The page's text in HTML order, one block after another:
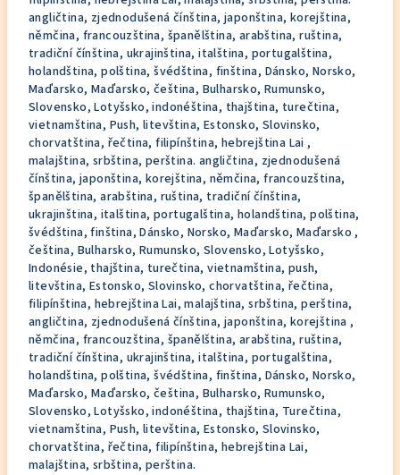
angličtina, zjednodušená čínština, japonština, korejština,
němčina, francouzština, španělština, arabština, ruština,
tradiční čínština, ukrajinština, italština, portugalština,
holandština, polština, švédština, finština, Dánsko, Norsko,
Maďarsko, Maďarsko, čeština, Bulharsko, Rumunsko,
Slovensko, Lotyšsko, indonéština, thajština, turečtina,
vietnamština, Push, litevština, Estonsko, Slovinsko,
chorvatština, řečtina, filipínština, hebrejština Lai ,
malajština, srbština, perština. angličtina, zjednodušená
čínština, japonština, korejština, němčina, francouzština,
španělština, arabština, ruština, tradiční čínština,
ukrajinština, italština, portugalština, holandština, polština,
švédština, finština, Dánsko, Norsko, Maďarsko, Maďarsko ,
čeština, Bulharsko, Rumunsko, Slovensko, Lotyšsko,
Indonésie, thajština, turečtina, vietnamština, push,
litevština, Estonsko, Slovinsko, chorvatština, řečtina,
filipínština, hebrejština Lai, malajština, srbština, perština,
angličtina, zjednodušená čínština, japonština, korejština ,
němčina, francouzština, španělština, arabština, ruština,
tradiční čínština, ukrajinština, italština, portugalština,
holandština, polština, švédština, finština, Dánsko, Norsko,
Maďarsko, Maďarsko, čeština, Bulharsko, Rumunsko,
Slovensko, Lotyšsko, indonéština, thajština, Turečtina,
vietnamština, Push, litevština, Estonsko, Slovinsko,
chorvatština, řečtina, filipínština, hebrejština Lai,
malajština, srbština, perština.